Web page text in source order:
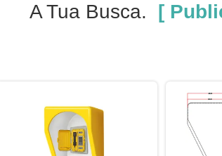
A Tua Busca. [